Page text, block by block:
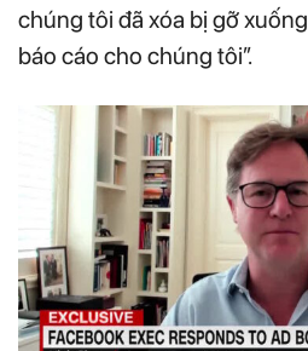
chúng tôi đã xóa bị gỡ
báo cáo cho chúng tôi”.